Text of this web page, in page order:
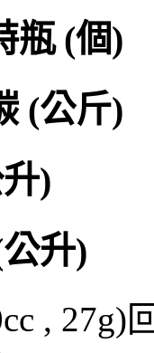
瓶 (個)
(公斤)
)
升)
, 27g)